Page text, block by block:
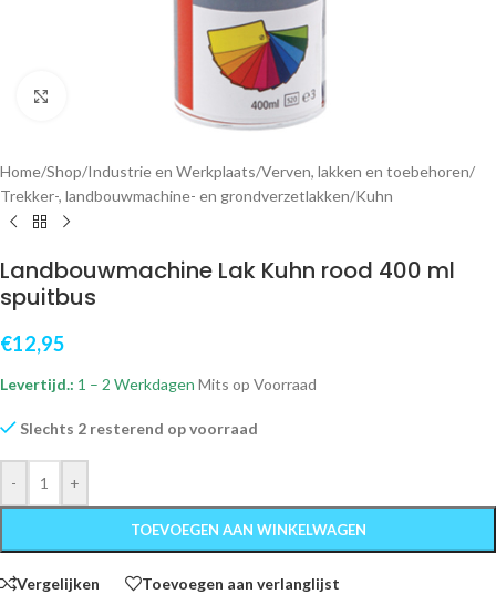
Klik om te vergroten
Home/Shop/Industrie en Werkplaats/Verven, lakken en toebehoren/
Trekker-, landbouwmachine- en grondverzetlakken/Kuhn
Landbouwmachine Lak Kuhn rood 400 ml
spuitbus
€12,95
Levertijd.: 1 – 2 Werkdagen Mits op Voorraad
Slechts 2 resterend op voorraad
- +
TOEVOEGEN AAN WINKELWAGEN
Vergelijken Toevoegen aan verlanglijst